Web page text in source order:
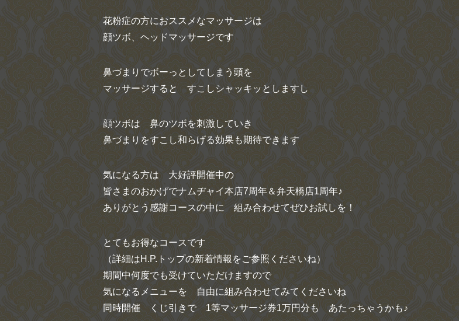
花粉症の方におススメなマッサージは
顔ツボ、ヘッドマッサージです
鼻づまりでボーっとしてしまう頭を
マッサージすると すこしシャッキッとしますし
顔ツボは 鼻のツボを刺激していき
鼻づまりをすこし和らげる効果も期待できます
気になる方は 大好評開催中の
皆さまのおかげでナムヂャイ本店7周年＆弁天橋店1周年♪
ありがとう感謝コースの中に 組み合わせてぜひお試しを！
とてもお得なコースです
（詳細はH.P.トップの新着情報をご参照くださいね）
期間中何度でも受けていただけますので
気になるメニューを 自由に組み合わせてみてくださいね
同時開催 くじ引きで 1等マッサージ券1万円分も あたっちゃうかも♪